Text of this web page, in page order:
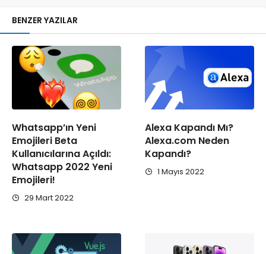
BENZER YAZILAR
Whatsapp’ın Yeni
Emojileri Beta
Kullanıcılarına Açıldı:
Whatsapp 2022 Yeni
Emojileri!
29 Mart 2022
Alexa Kapandı Mı?
Alexa.com Neden
Kapandı?
1 Mayıs 2022